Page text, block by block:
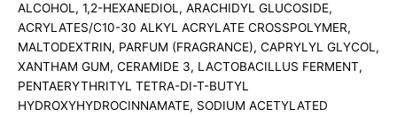
ALCOHOL, 1,2-HEXANEDIOL, ARACHIDYL GLUCOSIDE,
ACRYLATES/C10-30 ALKYL ACRYLATE CROSSPOLYMER,
MALTODEXTRIN, PARFUM (FRAGRANCE), CAPRYLYL GLYCOL,
XANTHAM GUM, CERAMIDE 3, LACTOBACILLUS FERMENT,
PENTAERYTHRITYL TETRA-DI-T-BUTYL
HYDROXYHYDROCINNAMATE, SODIUM ACETYLATED